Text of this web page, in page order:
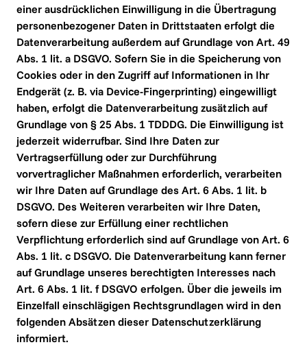
einer ausdrücklichen Einwilligung in die Übertragung
personenbezogener Daten in Drittstaaten erfolgt die
Datenverarbeitung außerdem auf Grundlage von Art. 49
Abs. 1 lit. a DSGVO. Sofern Sie in die Speicherung von
Cookies oder in den Zugriff auf Informationen in Ihr
Endgerät (z. B. via Device-Fingerprinting) eingewilligt
haben, erfolgt die Datenverarbeitung zusätzlich auf
Grundlage von § 25 Abs. 1 TDDDG. Die Einwilligung ist
jederzeit widerrufbar. Sind Ihre Daten zur
Vertragserfüllung oder zur Durchführung
vorvertraglicher Maßnahmen erforderlich, verarbeiten
wir Ihre Daten auf Grundlage des Art. 6 Abs. 1 lit. b
DSGVO. Des Weiteren verarbeiten wir Ihre Daten,
sofern diese zur Erfüllung einer rechtlichen
Verpflichtung erforderlich sind auf Grundlage von Art. 6
Abs. 1 lit. c DSGVO. Die Datenverarbeitung kann ferner
auf Grundlage unseres berechtigten Interesses nach
Art. 6 Abs. 1 lit. f DSGVO erfolgen. Über die jeweils im
Einzelfall einschlägigen Rechtsgrundlagen wird in den
folgenden Absätzen dieser Datenschutzerklärung
informiert.